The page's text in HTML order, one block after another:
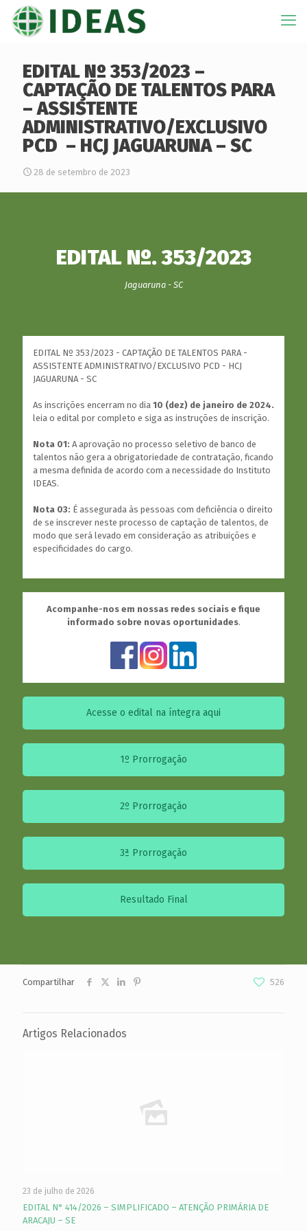
EDITAL Nº 353/2023 –
CAPTAÇÃO DE TALENTOS PARA
– ASSISTENTE
ADMINISTRATIVO/EXCLUSIVO
PCD – HCJ JAGUARUNA – SC
28 de setembro de 2023
EDITAL Nº. 353/2023
Jaguaruna - SC
EDITAL Nº 353/2023 - CAPTAÇÃO DE TALENTOS PARA -
ASSISTENTE ADMINISTRATIVO/EXCLUSIVO PCD - HCJ
JAGUARUNA - SC
As inscrições encerram no dia 10 (dez) de janeiro de 2024.
leia o edital por completo e siga as instruções de inscrição.
Nota 01: A aprovação no processo seletivo de banco de
talentos não gera a obrigatoriedade de contratação, ficando
a mesma definida de acordo com a necessidade do Instituto
IDEAS.
Nota 03: É assegurada às pessoas com deficiência o direito
de se inscrever neste processo de captação de talentos, de
modo que será levado em consideração as atribuições e
especificidades do cargo.
Acompanhe-nos em nossas redes sociais e fique
informado sobre novas oportunidades.
Acesse o edital na íntegra aqui
1º Prorrogação
2º Prorrogação
3ª Prorrogação
Resultado Final
Compartilhar 526
Artigos Relacionados
23 de julho de 2026
EDITAL N° 414/2026 – SIMPLIFICADO – ATENÇÃO PRIMÁRIA DE
ARACAJU – SE